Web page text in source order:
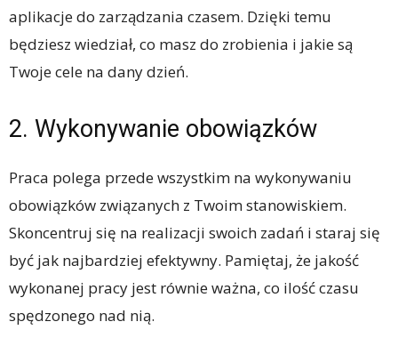
aplikacje do zarządzania czasem. Dzięki temu
będziesz wiedział, co masz do zrobienia i jakie są
Twoje cele na dany dzień.
2. Wykonywanie obowiązków
Praca polega przede wszystkim na wykonywaniu
obowiązków związanych z Twoim stanowiskiem.
Skoncentruj się na realizacji swoich zadań i staraj się
być jak najbardziej efektywny. Pamiętaj, że jakość
wykonanej pracy jest równie ważna, co ilość czasu
spędzonego nad nią.